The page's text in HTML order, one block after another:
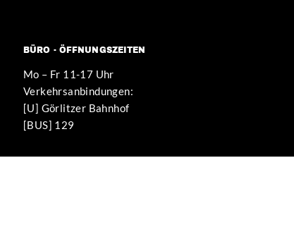
BÜRO - ÖFFNUNGSZEITEN
Mo – Fr 11-17 Uhr
Verkehrsanbindungen:
[U] Görlitzer Bahnhof
[BUS] 129